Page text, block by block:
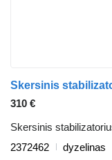
310 €
Skersinis
2372462
dyzelinas